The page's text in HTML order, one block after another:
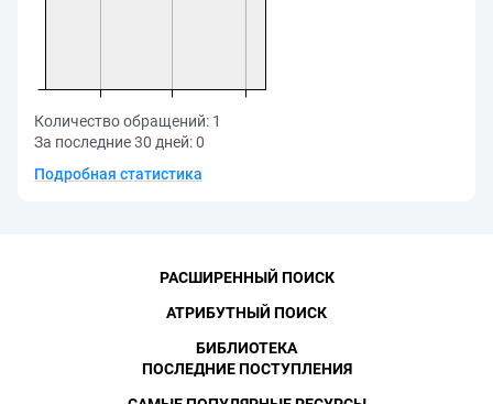
Количество обращений: 1
За последние 30 дней:0
Подробная статистика
РАСШИРЕННЫЙ ПОИСК
АТРИБУТНЫЙ ПОИСК
БИБЛИОТЕКА
ПОСЛЕДНИЕ ПОСТУПЛЕНИЯ